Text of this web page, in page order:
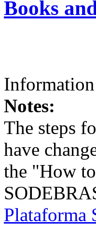
Books
Notes:
The steps
have
the "How
Plataforma